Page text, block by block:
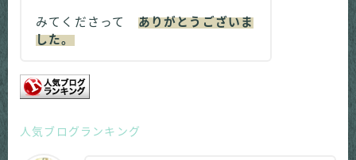
みてくださって ありがとうございま
した。
人気ブログランキング